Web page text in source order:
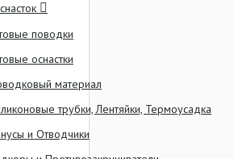
поводки
оснастки
материал
трубки, Лентяйки, Термоусадка
и Отводчики